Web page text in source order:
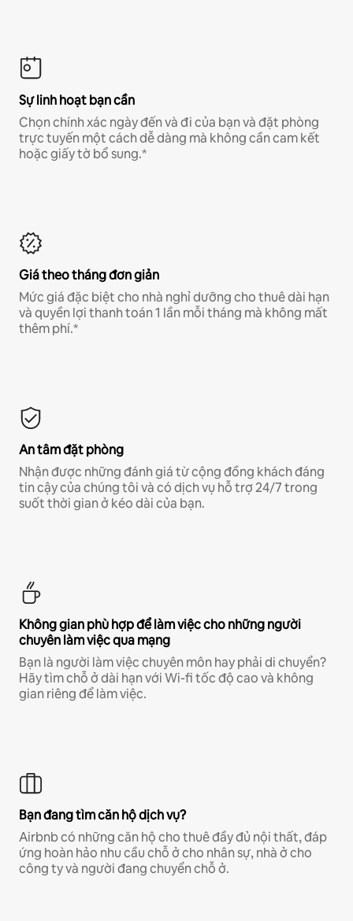
Sự linh hoạt bạn cần
Chọn chính xác ngày đến và đi của bạn và đặt phòng
trực tuyến một cách dễ dàng mà không cần cam kết
hoặc giấy tờ bổ sung.*
Giá theo tháng đơn giản
Mức giá đặc biệt cho nhà nghỉ dưỡng cho thuê dài hạn
và quyền lợi thanh toán 1 lần mỗi tháng mà không mất
thêm phí.*
An tâm đặt phòng
Nhận được những đánh giá từ cộng đồng khách đáng
tin cậy của chúng tôi và có dịch vụ hỗ trợ 24/7 trong
suốt thời gian ở kéo dài của bạn.
Không gian phù hợp để làm việc cho những người
chuyên làm việc qua mạng
Bạn là người làm việc chuyên môn hay phải di chuyển?
Hãy tìm chỗ ở dài hạn với Wi-fi tốc độ cao và không
gian riêng để làm việc.
Bạn đang tìm căn hộ dịch vụ?
Airbnb có những căn hộ cho thuê đầy đủ nội thất, đáp
ứng hoàn hảo nhu cầu chỗ ở cho nhân sự, nhà ở cho
công ty và người đang chuyển chỗ ở.